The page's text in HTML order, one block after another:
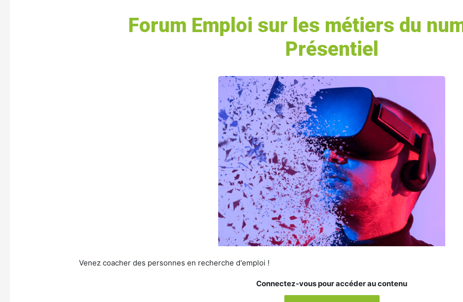
Forum Emploi sur les métiers du
Présentiel
Venez coacher des personnes en recherche d'emploi !
Connectez-vous pour accéder au contenu